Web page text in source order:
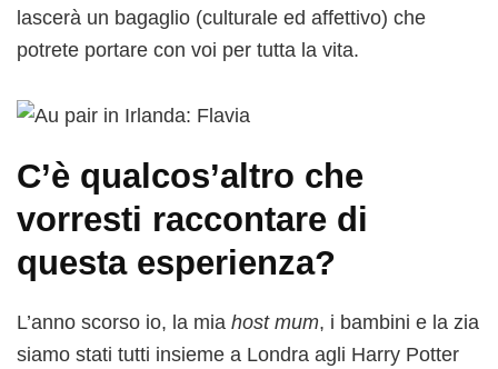
lascerà un bagaglio (culturale ed affettivo) che
potrete portare con voi per tutta la vita.
C’è qualcos’altro che
vorresti raccontare di
questa esperienza?
L’anno scorso io, la mia host mum, i bambini e la zia
siamo stati tutti insieme a Londra agli Harry Potter